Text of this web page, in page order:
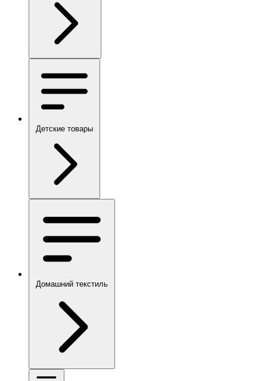
Детские товары
Домашний текстиль